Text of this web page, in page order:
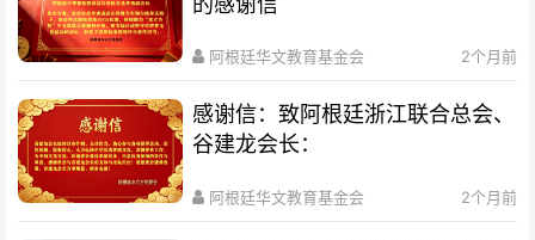
阿根廷华文教育基金会 2个月前
感谢信：致阿根廷浙江联合总会、
谷建龙会长：
阿根廷华文教育基金会 2个月前